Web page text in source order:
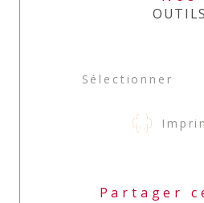
OUTILS
Sélectionner
Partager